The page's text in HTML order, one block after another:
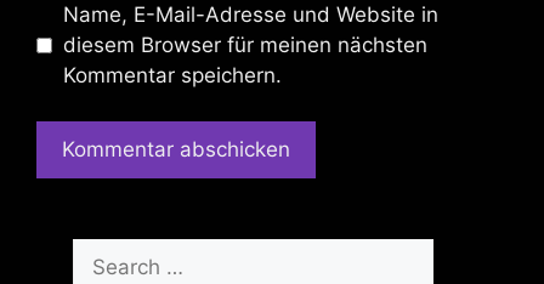
Name, E-Mail-Adresse und Website in
diesem Browser für meinen nächsten
Kommentar speichern.